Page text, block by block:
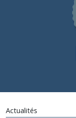
Actualités